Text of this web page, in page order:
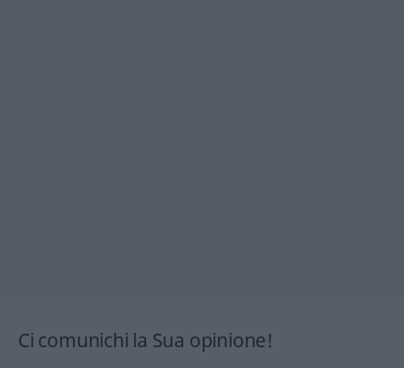
Ci comunichi la Sua opinione!